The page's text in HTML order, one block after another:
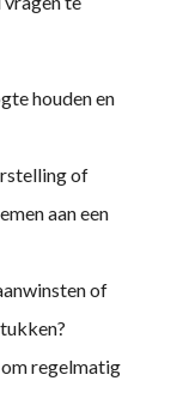
houden en
of
aan een
of
regelmatig